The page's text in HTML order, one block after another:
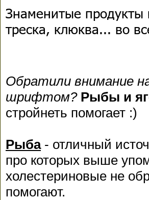
Знаменитые
треска, клюква... во
Обратили внимание
шрифтом? Рыбы и
стройнеть помогает :)
Рыба- отличный
про которых выше
холестериновые не
помогают.